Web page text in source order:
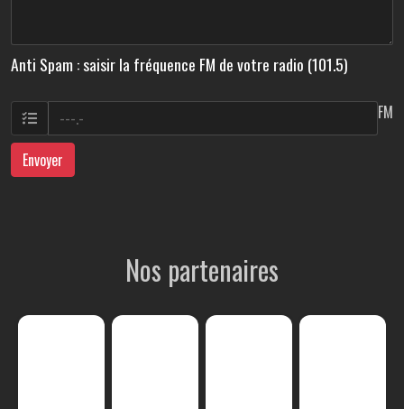
Anti Spam : saisir la fréquence FM de votre radio (101.5)
FM
Envoyer
Nos partenaires